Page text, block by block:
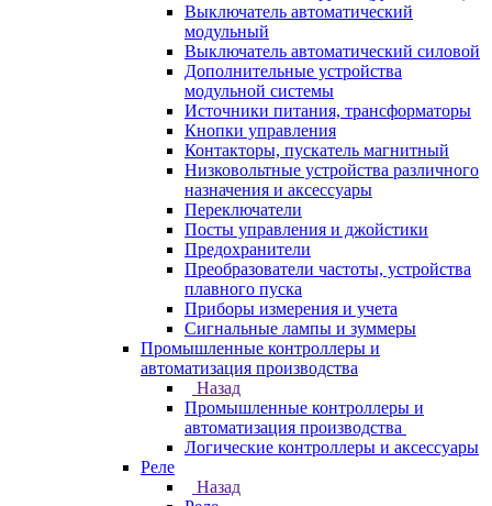
Выключатель автоматический
модульный
Выключатель автоматический силовой
Дополнительные устройства
модульной системы
Источники питания, трансформаторы
Кнопки управления
Контакторы, пускатель магнитный
Низковольтные устройства различного
назначения и аксессуары
Переключатели
Посты управления и джойстики
Предохранители
Преобразователи частоты, устройства
плавного пуска
Приборы измерения и учета
Сигнальные лампы и зуммеры
Промышленные контроллеры и
автоматизация производства
Назад
Промышленные контроллеры и
автоматизация производства
Логические контроллеры и аксессуары
Реле
Назад